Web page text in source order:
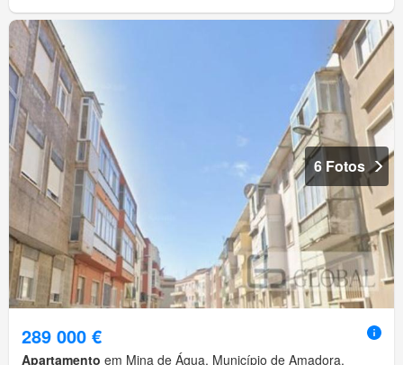
6 Fotos
289 000 €
Apartamento em Mina de Água, Município de Amadora,